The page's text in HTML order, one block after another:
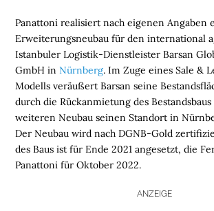
Panattoni realisiert nach eigenen Angaben
Erweiterungsneubau für den international
Istanbuler Logistik-Dienstleister Barsan
GmbH inNürnberg. Im Zuge eines Sale &
Modells veräußert Barsan seine
durch die Rückanmietung des
weiteren Neubau seinen Standort in
Der Neubau wird nach DGNB-Gold
des Baus ist für Ende 2021 angesetzt, die
Panattoni für Oktober 2022.
ANZEIGE